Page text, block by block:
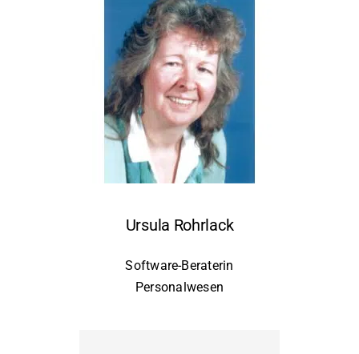
Ursula Rohrlack
Software-Beraterin
Personalwesen